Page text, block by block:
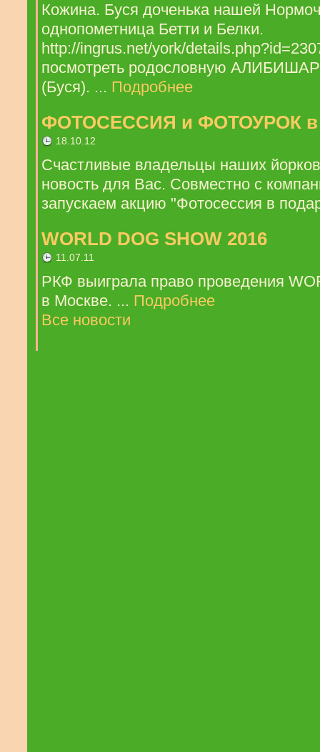
Кожина. Буся доченька нашей
однопометница Бетти и Белки.
http://ingrus.net/york/
посмотреть родословную
(Буся). ... Подробнее
ФОТОСЕССИЯ и ФОТОУРОК
18.10.12
Счастливые владельцы наших
новость для Вас. Совместно с
запускаем акцию "Фотосессия в
WORLD DOG SHOW 2016
11.07.11
РКФ выиграла право проведения
в Москве. ... Подробнее
Все новости